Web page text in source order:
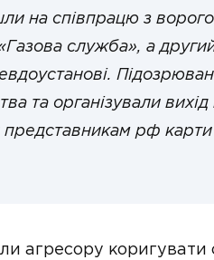
на співпрацю з
служба», а
та організували
рф карти
агресору